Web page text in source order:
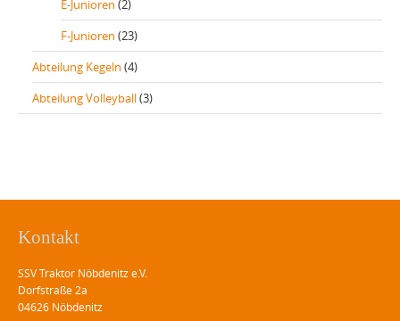
E-Junioren (2)
F-Junioren (23)
Abteilung Kegeln (4)
Abteilung Volleyball(3)
Kontakt
SSV Traktor Nöbdenitz e.V.
Dorfstraße 2a
04626 Nöbdenitz